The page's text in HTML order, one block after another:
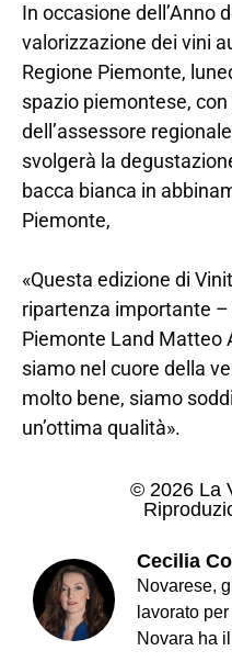
In occasione dell’Anno
valorizzazione dei vini
Regione Piemonte,
spazio piemontese,
dell’assessore
svolgerà la
bacca bianca in
Piemonte,
«Questa edizione di
ripartenza importante
Piemonte Land Matteo
siamo nel cuore della
molto bene, siamo
un’ottima qualità».
© 2026 La
Cecilia
Novarese,
lavorato
Novara ha